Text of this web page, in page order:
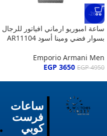
-26%
ساعة امبوريو ارماني افياتور للرجال
بسوار فضي ومينا أسود AR11104
Emporio Armani Men
EGP4950
EGP 3650
ساعات
فرست
كوبي